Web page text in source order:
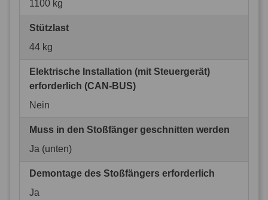
1100 kg
Stützlast
44 kg
Elektrische Installation (mit Steuergerät)
erforderlich (CAN-BUS)
Nein
Muss in den Stoßfänger geschnitten werden
Ja (unten)
Demontage des Stoßfängers erforderlich
Ja